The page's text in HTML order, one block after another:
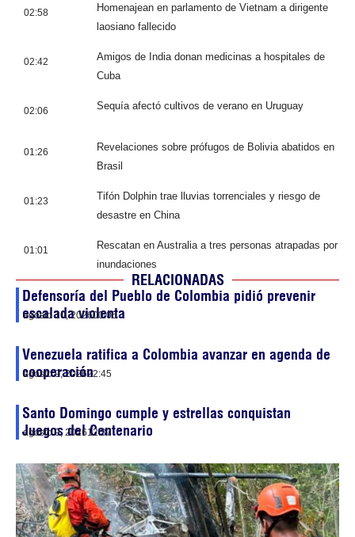
02:58
Homenajean en parlamento de Vietnam a dirigente
laosiano fallecido
02:42
Amigos de India donan medicinas a hospitales de
Cuba
02:06 Sequía afectó cultivos de verano en Uruguay
01:26
Revelaciones sobre prófugos de Bolivia abatidos en
Brasil
01:23
Tifón Dolphin trae lluvias torrenciales y riesgo de
desastre en China
01:01
Rescatan en Australia a tres personas atrapadas por
inundaciones
RELACIONADAS
Defensoría del Pueblo de Colombia pidió prevenir
escalada violenta
agosto 10, 202600:05
Venezuela ratifica a Colombia avanzar en agenda de
cooperación
agosto 9, 202622:45
Santo Domingo cumple y estrellas conquistan
Juegos del Centenario
agosto 9, 202612:37